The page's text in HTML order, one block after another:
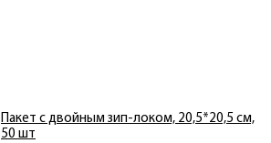
Пакет с двойным зип-локом, 20,5*20,5 см,
50 шт